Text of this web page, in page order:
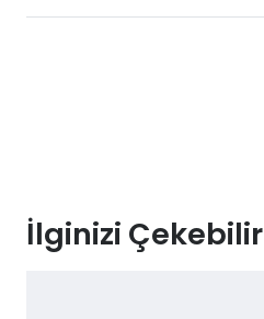
İlginizi Çekebilir